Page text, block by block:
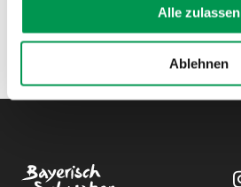
Alle zulassen
Ablehnen